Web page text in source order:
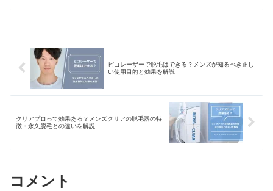
めの基礎知識をまとめています。
ピコレーザーで脱毛はできる？メンズが知るべき正し
い使用目的と効果を解説
クリアプロって効果ある？メンズクリアの脱毛器の特
徴・永久脱毛との違いを解説
コメント